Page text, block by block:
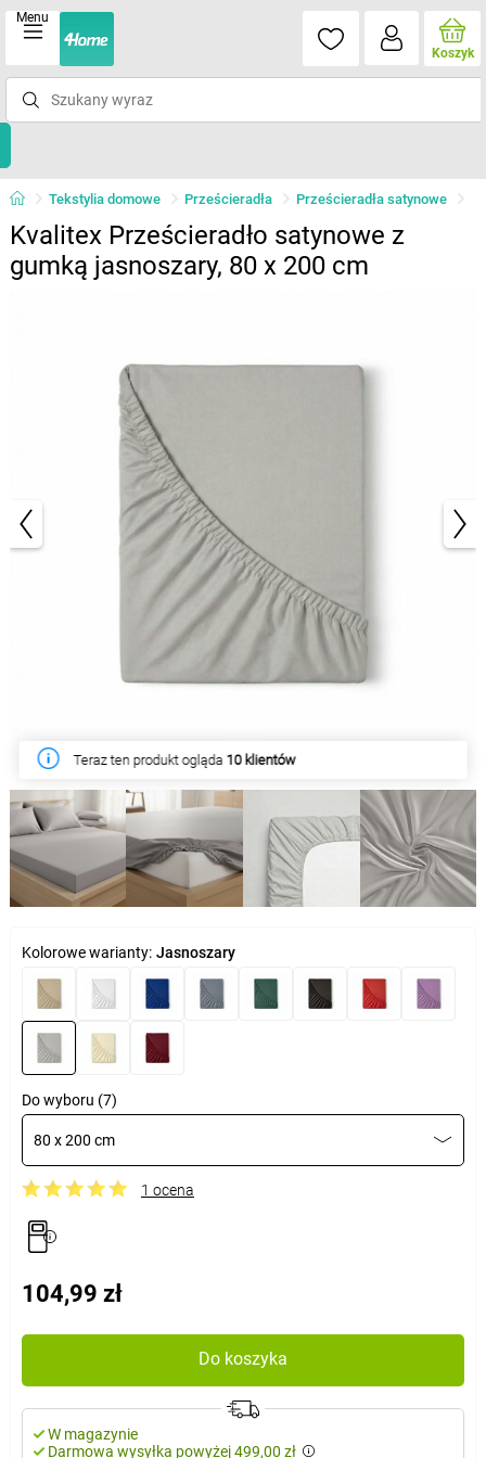
Menu
Koszyk
Tekstylia domowe Prześcieradła Prześcieradła satynowe
Kvalitex Prześcieradło satynowe z
gumką jasnoszary, 80 x 200 cm
Teraz ten produkt ogląda 10 klientów
W tym tygodniu produkt kupiło25 klientów
Kolorowe warianty: Jasnoszary
Do wyboru (7)
80 x 200 cm
1 ocena
104,99 zł
Do koszyka
W magazynie
Darmowa wysyłka powyżej 499,00 zł